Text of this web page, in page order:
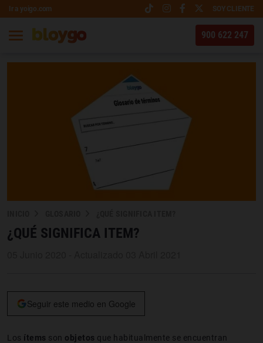
Ir a yoigo.com SOY CLIENTE
900 622 247
¿QUÉ SIGNIFICA ITEM?
Seguir este medio en Google
Los ítems son objetos que habitualmente se encuentran